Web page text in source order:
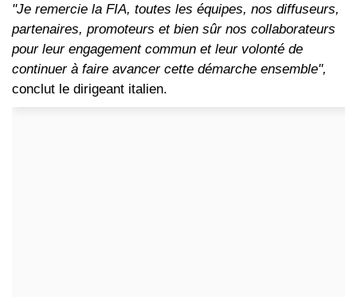
"Je remercie la FIA, toutes les équipes, nos diffuseurs,
partenaires, promoteurs et bien sûr nos collaborateurs
pour leur engagement commun et leur volonté de
continuer à faire avancer cette démarche ensemble",
conclut le dirigeant italien.